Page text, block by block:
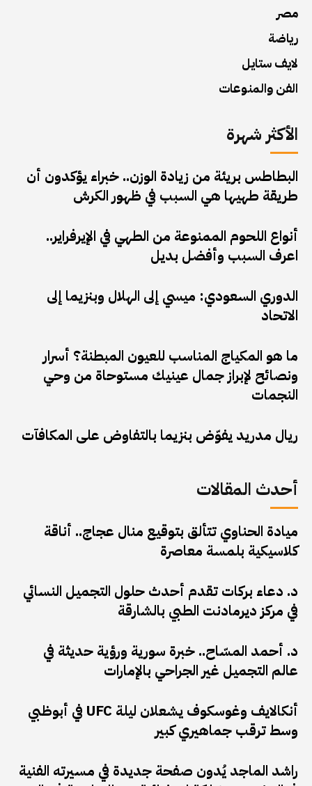
مصر
رياضة
لايف ستايل
الفن والمنوعات
الأكثر شهرة
البطاطس بريئة من زيادة الوزن.. خبراء يؤكدون أن
طريقة طهيها هي السبب في ظهور الكرش
أنواع اللحوم الممنوعة من الطهي في الإيرفراير..
اعرف السبب وأفضل بديل
الدوري السعودي: ميسي إلى الهلال وبنزيما إلى
الاتحاد
ما هو المكياج المناسب للعيون المبطنة؟ أسرار
ونصائح لإبراز جمال عينيك مستوحاة من وحي
النجمات
ريال مدريد يفوّض بنزيما بالتفاوض على المكافآت
أحدث المقالات
ميادة الحناوي تتألق بتوقيع منال عجاج.. أناقة
كلاسيكية بلمسة معاصرة
د. دعاء بركات تقدم أحدث حلول التجميل النسائي
في مركز ديرمادنت الطبي بالشارقة
د. أحمد المسّاح.. خبرة سورية ورؤية حديثة في
عالم التجميل غير الجراحي بالإمارات
أنكالايف وغوسكوف يشعلان ليلة UFC في أبوظبي
وسط ترقب جماهيري كبير
راشد الماجد يُدون صفحة جديدة في مسيرته الفنية